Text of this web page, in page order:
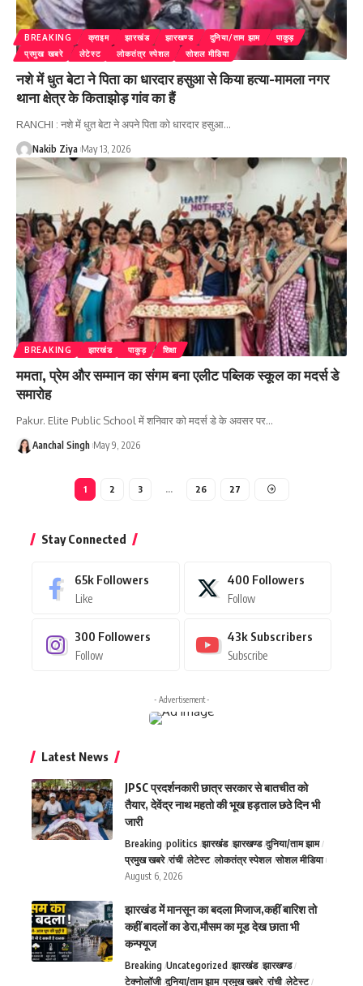
BREAKING क्राइम झारखंड झारखण्ड दुनिया/ताम झाम
पाकुड़
प्रमुख खबरे
लेटेस्ट लोकतंत्र स्पेशल सोशल मीडिया
नशे में धुत बेटा ने पिता का धारदार हसुआ से किया हत्या-मामला नगर
थाना क्षेत्र के किताझोड़ गांव का हैं
RANCHI : नशे में धुत बेटा ने अपने पिता को धारदार हसुआ…
Nakib Ziya May 13, 2026
BREAKING झारखंड पाकुड़ शिक्षा
ममता, प्रेम और सम्मान का संगम बना एलीट पब्लिक स्कूल का मदर्स डे
समारोह
Pakur. Elite Public School में शनिवार को मदर्स डे के अवसर पर…
Aanchal Singh May 9, 2026
1 2 3 … 26 27
Stay Connected
65k Followers
Like
400 Followers
Follow
300 Followers
Follow
43k Subscribers
Subscribe
- Advertisement -
Latest News
JPSC प्रदर्शनकारी छात्र सरकार से बातचीत को
तैयार, देवेंद्र नाथ महतो की भूख हड़ताल छठे दिन भी
जारी
Breaking politics झारखंड झारखण्ड दुनिया/ताम झाम
प्रमुख खबरे रांची लेटेस्ट लोकतंत्र स्पेशल सोशल मीडिया
August 6, 2026
झारखंड में मानसून का बदला मिजाज,कहीं बारिश तो
कहीं बादलों का डेरा,मौसम का मूड देख छाता भी
कन्फ्यूज
Breaking Uncategorized झारखंड झारखण्ड
टेक्नोलॉजी दुनिया/ताम झाम प्रमुख खबरे रांची लेटेस्ट